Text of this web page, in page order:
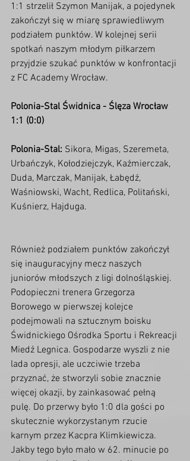
1:1 strzelił Szymon Manijak, a pojedynek
zakończył się w miarę sprawiedliwym
podziałem punktów. W kolejnej serii
spotkań naszym młodym piłkarzem
przyjdzie szukać punktów w konfrontacji
z FC Academy Wrocław.
Polonia-Stal Świdnica - Ślęza Wrocław
1:1 (0:0)
Polonia-Stal: Sikora, Migas, Szeremeta,
Urbańczyk, Kołodziejczyk, Kaźmierczak,
Duda, Marczak, Manijak, Łabędź,
Waśniowski, Wacht, Redlica, Politański,
Kuśnierz, Hajduga.
Również podziałem punktów zakończył
się inauguracyjny mecz naszych
juniorów młodszych z ligi dolnośląskiej.
Podopieczni trenera Grzegorza
Borowego w pierwszej kolejce
podejmowali na sztucznym boisku
Świdnickiego Ośrodka Sportu i Rekreacji
Miedź Legnica. Gospodarze wyszli z nie
lada opresji, ale uczciwie trzeba
przyznać, że stworzyli sobie znacznie
więcej okazji, by zainkasować pełną
pulę. Do przerwy było 1:0 dla gości po
skutecznie wykorzystanym rzucie
karnym przez Kacpra Klimkiewicza.
Jakby tego było mało w 62. minucie po